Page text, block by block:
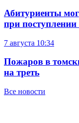
Абитуриенты
при
7 августа 10:34
Пожаров в
на треть
Все новости